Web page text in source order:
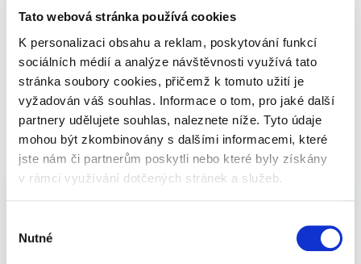
Tato webová stránka používá cookies
K personalizaci obsahu a reklam, poskytování funkcí
sociálních médií a analýze návštěvnosti využívá tato
stránka soubory cookies, přičemž k tomuto užití je
vyžadován váš souhlas. Informace o tom, pro jaké další
partnery udělujete souhlas, naleznete níže. Tyto údaje
mohou být zkombinovány s dalšími informacemi, které
jste nám či partnerům poskytli nebo které byly získány
v rámci využívání dotčených stránek a služeb.
souhlasu
Nutné
Vánoční dárky - TIPY na
Vánoce 2025 pro rodiče a
páry -Krása a zdraví
Praktické dárky pro rodiče a páry - krása a zdraví
- jistota, která udělá radost opravdu všem. Ať už